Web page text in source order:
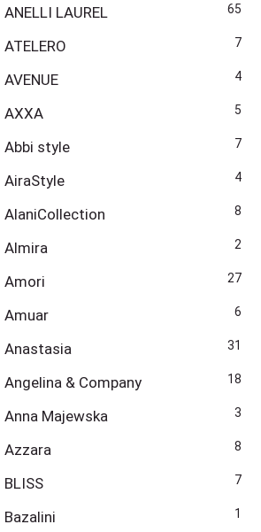
ANELLI LAUREL 65
ATELERO 7
AVENUE 4
AXXA 5
Abbi style 7
AiraStyle 4
AlaniCollection 8
Almira 2
Amori 27
Amuar 6
Anastasia 31
Angelina & Company 18
Anna Majewska 3
Azzara 8
BLISS 7
Bazalini 1